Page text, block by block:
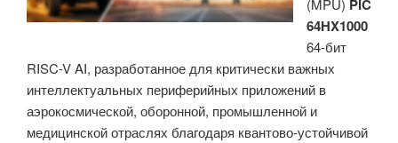
PCIe
Gen6
CXL
3.1»
(MPU) PIC
64HX1000
64-бит
RISC-V AI, разработанное для критически важных
интеллектуальных периферийных приложений в
аэрокосмической, оборонной, промышленной и
медицинской отраслях благодаря квантово-устойчивой